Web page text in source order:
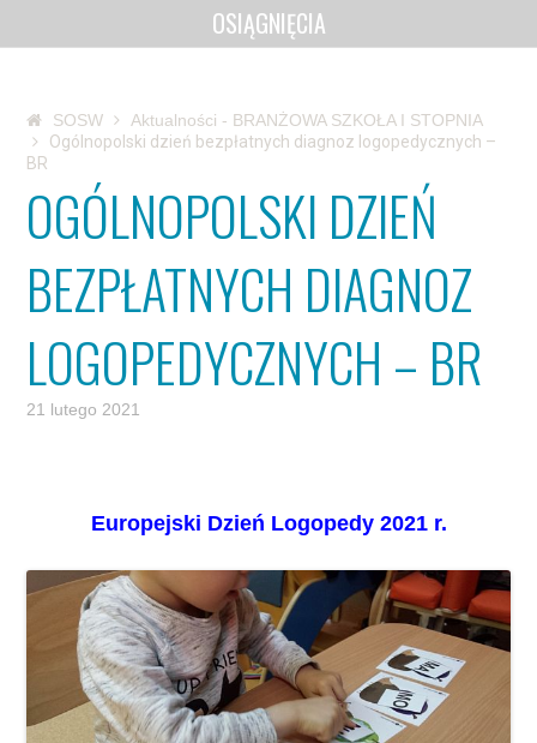
OSIĄGNIĘCIA
SOSW
Aktualności - BRANŻOWA SZKOŁA I STOPNIA
Ogólnopolski dzień bezpłatnych diagnoz logopedycznych –
BR
OGÓLNOPOLSKI DZIEŃ
BEZPŁATNYCH DIAGNOZ
LOGOPEDYCZNYCH – BR
21 lutego 2021
Europejski Dzień Logopedy 2021 r.